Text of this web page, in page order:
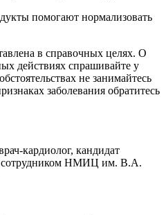
помогают нормализовать
в справочных целях. О
действиях спрашивайте у
не занимайтесь
заболевания обратитесь
кардиолог, кандидат
сотрудником НМИЦ им. В.А.